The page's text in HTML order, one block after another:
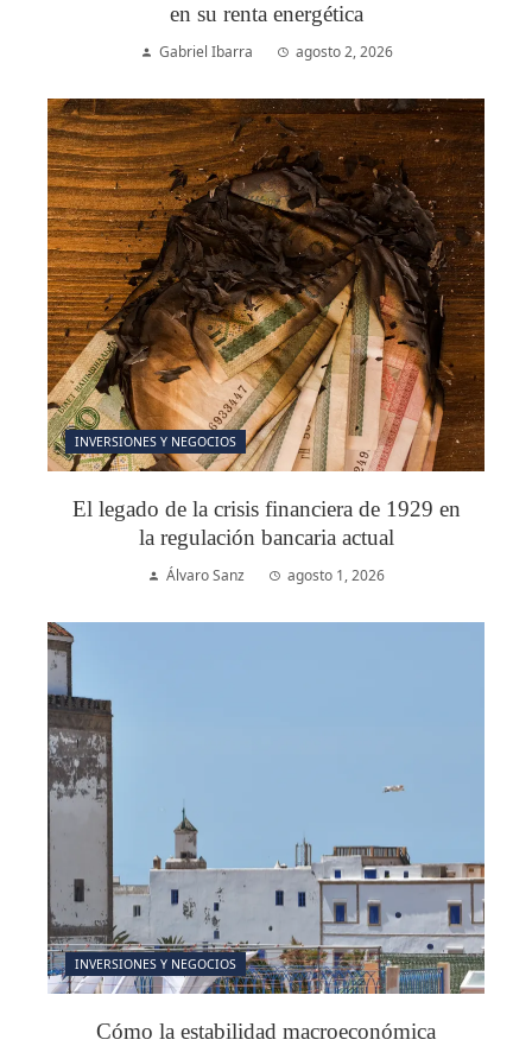
en su renta energética
Gabriel Ibarra agosto 2, 2026
INVERSIONES Y NEGOCIOS
El legado de la crisis financiera de 1929 en
la regulación bancaria actual
Álvaro Sanz agosto 1, 2026
INVERSIONES Y NEGOCIOS
Cómo la estabilidad macroeconómica